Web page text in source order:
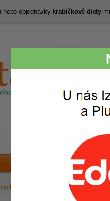
diet > Ceník pro všechny nabízené
nebo objednávky krabičkové diety